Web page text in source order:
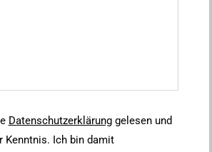
Datenschutzerklärunggelesen und
Kenntnis. Ich bin damit